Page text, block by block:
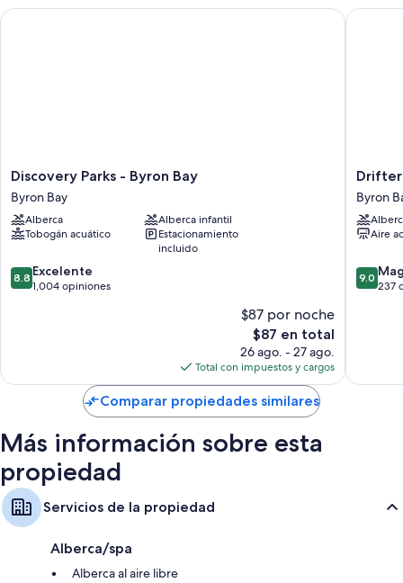
Resguardo de equipaje y juegos
Calefacción y servicio de limpieza limitado
Discovery
Parks
-
Byron
Bay
Bay
Discovery Parks - Byron Bay
Byron Bay
Alberca
Alberca infantil
Tobogán acuático
Estacionamiento
incluido
8.8
de
8.8 Excelente
1,004 opiniones
$87 por noche
El
precio
actual
es
de
$87
$87 en total
26 ago. - 27 ago.
Total con impuestos y cargos
Discovery Parks - Byron Bay
Drifter
Byron
Bay
Byron
Bay
Drifter
Byron
Aire
9.0
de
9.0
237
Drifter
Comparar propiedades similares
Más información sobre esta
propiedad
Servicios de la propiedad
Alberca/spa
Alberca al aire libre